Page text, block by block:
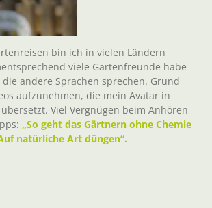
bin ich in vielen Ländern
viele Gartenfreunde habe
andere Sprachen sprechen. Grund
aufzunehmen, die mein Avatar in
Viel Vergnügen beim Anhören
„So geht das Gärtnern ohne Chemie
natürliche Art düngen“.